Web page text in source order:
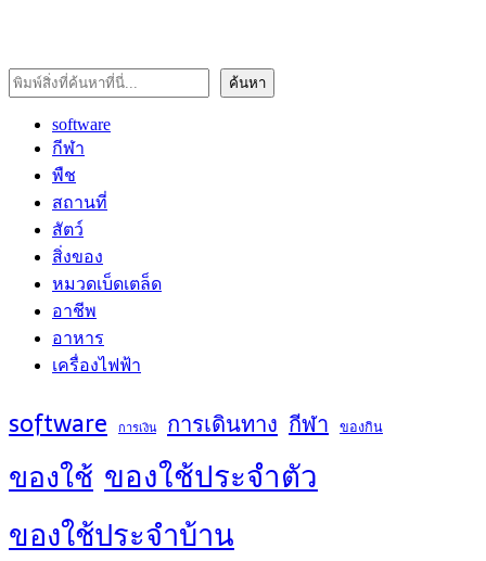
ค้นหา ค้นหา
software
กีฬา
พืช
สถานที่
สัตว์
สิ่งของ
หมวดเบ็ดเตล็ด
อาชีพ
อาหาร
เครื่องไฟฟ้า
software การเงิน การเดินทาง กีฬา ของกิน
ของใช้ ของใช้ประจำตัว
ของใช้ประจำบ้าน